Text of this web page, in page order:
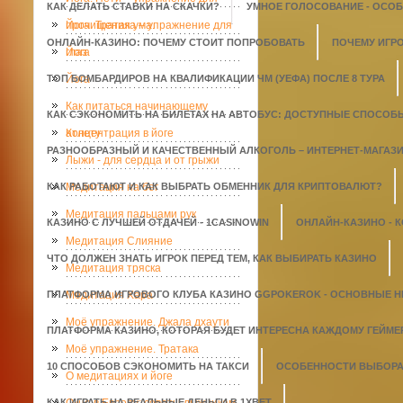
КАК ДЕЛАТЬ СТАВКИ НА СКАЧКИ? УМНОЕ ГОЛОСОВАНИЕ -
ОНЛАЙН-КАЗИНО: ПОЧЕМУ СТОИТ ПОПРОБОВАТЬ ПОЧЕМУ
ТОП БОМБАРДИРОВ НА КВАЛИФИКАЦИИ ЧМ (УЕФА) ПОСЛЕ 8 ТУРА
КАК СЭКОНОМИТЬ НА БИЛЕТАХ НА АВТОБУС: ДОСТУПНЫЕ
РАЗНООБРАЗНЫЙ И КАЧЕСТВЕННЫЙ АЛКОГОЛЬ – ИНТЕРНЕТ-
КАК РАБОТАЮТ И КАК ВЫБРАТЬ ОБМЕННИК ДЛЯ КРИПТОВАЛЮТ?
КАЗИНО С ЛУЧШЕЙ ОТДАЧЕЙ - 1СASINOWIN ОНЛАЙН-КАЗИНО -
ЧТО ДОЛЖЕН ЗНАТЬ ИГРОК ПЕРЕД ТЕМ, КАК ВЫБИРАТЬ КАЗИНО
ПЛАТФОРМА ИГРОВОГО КЛУБА КАЗИНО GGPOKEROK -
ПЛАТФОРМА КАЗИНО, КОТОРАЯ БУДЕТ ИНТЕРЕСНА КАЖДОМУ
10 СПОСОБОВ СЭКОНОМИТЬ НА ТАКСИ ОСОБЕННОСТИ
прочищения ума.
Йога. Тратака – упражнение для
глаз
Йога
Йога
Как питаться начинающему
атлету
Концентрация в йоге
Лыжи - для сердца и от грыжи
Медитация на бег
Медитация пальцами рук
Медитация Слияние
Медитация тряска
Медитация Хара
Моё упражнение. Джала дхаути
Моё упражнение. Тратака
О медитациях и йоге